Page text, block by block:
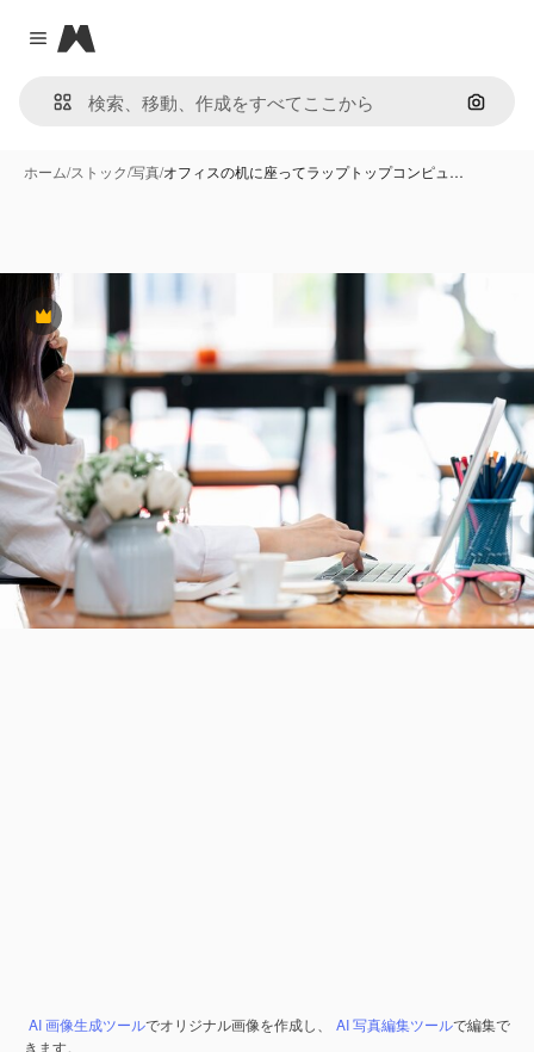
Close menu
Magnific
画像で
ホーム/ストック/写真/オフィスの机に座ってラップトップコンピュ…
Premium
AI 画像生成ツールでオリジナル画像を作成し、 AI 写真編集ツールで編集で
きます。